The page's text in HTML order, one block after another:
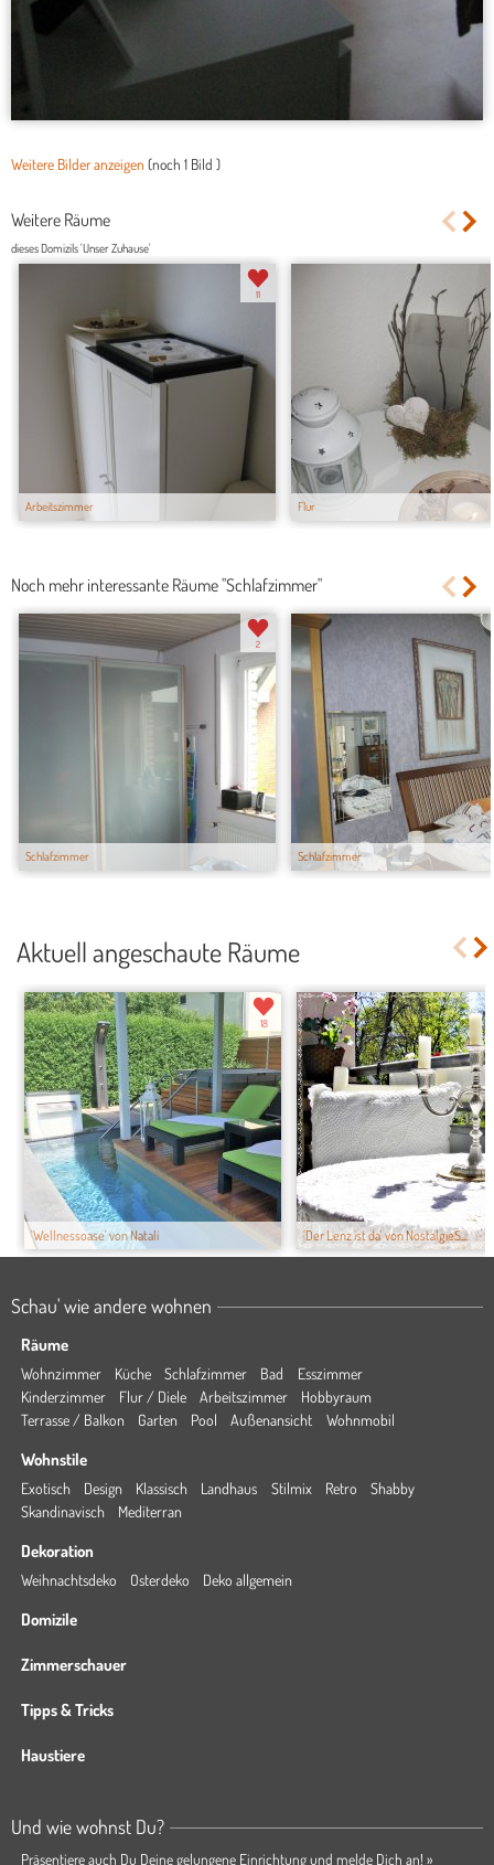
Weitere Bilder anzeigen (noch 1 Bild )
Weitere Räume
dieses Domizils 'Unser Zuhause'
Arbeitszimmer
11
Flur
Noch mehr interessante Räume "Schlafzimmer"
Schlafzimmer
2
Schlafzimmer
Aktuell angeschaute Räume
'Wellnessoase' von Natali
18
'Der Lenz ist da' von NostalgieS...
Schau' wie andere wohnen
Räume
Wohnzimmer Küche Schlafzimmer Bad
Esszimmer
Kinderzimmer
Flur / Diele Arbeitszimmer
Hobbyraum
Terrasse / Balkon
Garten Pool Außenansicht Wohnmobil
Wohnstile
Exotisch Design Klassisch Landhaus Stilmix Retro
Shabby
Skandinavisch
Mediterran
Dekoration
Weihnachtsdeko Osterdeko Deko allgemein
Domizile
Zimmerschauer
Tipps & Tricks
Haustiere
Und wie wohnst Du?
Präsentiere auch Du Deine gelungene Einrichtung und melde Dich an! »